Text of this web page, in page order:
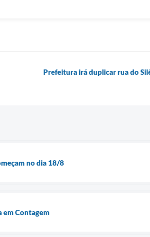
Prefeitura irá duplicar rua do
no dia 18/8
em Contagem